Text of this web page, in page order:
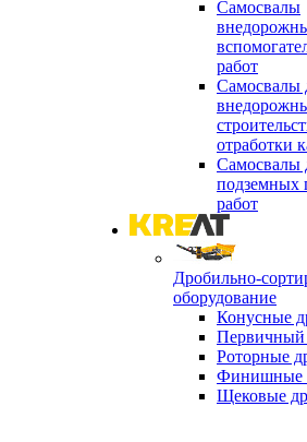
Самосвалы
работ
Самосвалы
отработки
Самосвалы
подземных
работ
Дробильно-
оборудование
Конусные
Первичный
Роторные
Финишные
Щековые